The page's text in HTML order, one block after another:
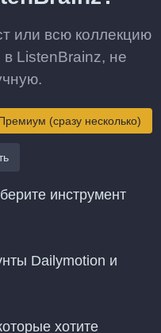
или всю коллекцию
в ListenBrainz, не
(сразу несколько)
инструмент
Dailymotion и
хотите